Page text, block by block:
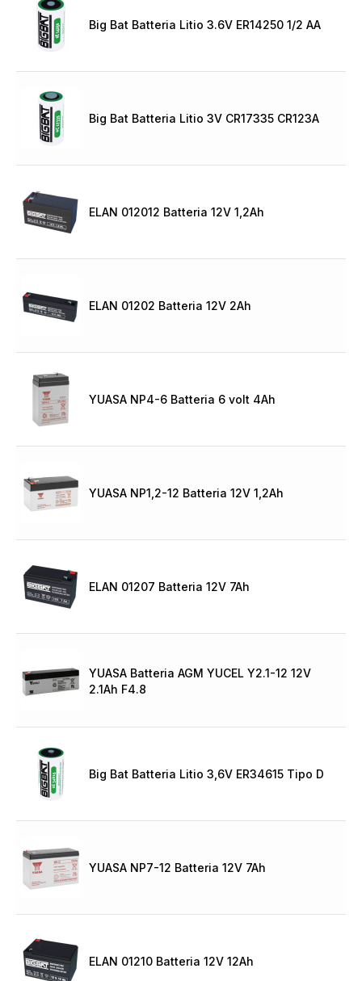
Big Bat Batteria Litio 3.6V ER14250 1/2 AA
Big Bat Batteria Litio 3V CR17335 CR123A
ELAN 012012 Batteria 12V 1,2Ah
ELAN 01202 Batteria 12V 2Ah
YUASA NP4-6 Batteria 6 volt 4Ah
YUASA NP1,2-12 Batteria 12V 1,2Ah
ELAN 01207 Batteria 12V 7Ah
YUASA Batteria AGM YUCEL Y2.1-12 12V
2.1Ah F4.8
Big Bat Batteria Litio 3,6V ER34615 Tipo D
YUASA NP7-12 Batteria 12V 7Ah
ELAN 01210 Batteria 12V 12Ah